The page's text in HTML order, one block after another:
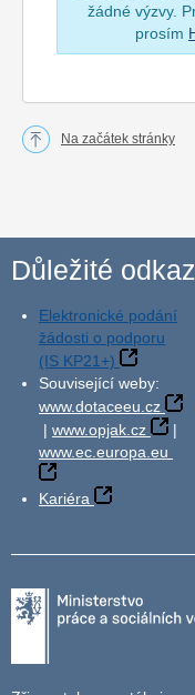
žádné výzvy.
prosím
Na začátek stránky
Důležité
Elektronické podání
žádosti o podporu
(IS KP21+)
Související weby:
www.dotaceeu.cz
| www.opjak.cz
|
www.ec.europa.eu
Kariéra